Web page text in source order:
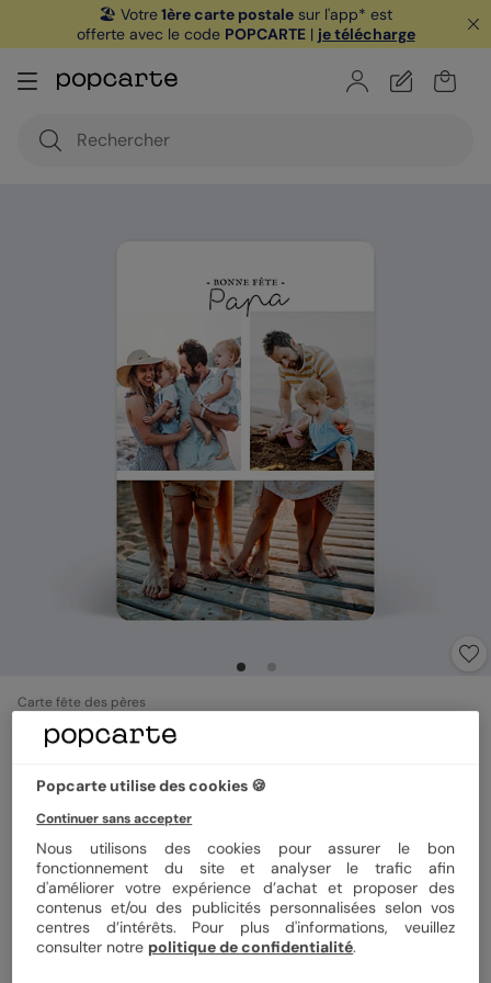
🏖️ Votre1ère carte postale sur l'app* est
offerte avec le code POPCARTE| je télécharge
Carte fête des pères
Magnet Typographie
Format
Quantité 1 magnet
Popcarte utilise des cookies 🍪
Continuer sans accepter
Nous utilisons des cookies pour assurer le bon
fonctionnement du site et analyser le trafic afin
d'améliorer votre expérience d’achat et proposer des
contenus et/ou des publicités personnalisées selon vos
centres d’intérêts. Pour plus d'informations, veuillez
consulter notre politique de confidentialité.